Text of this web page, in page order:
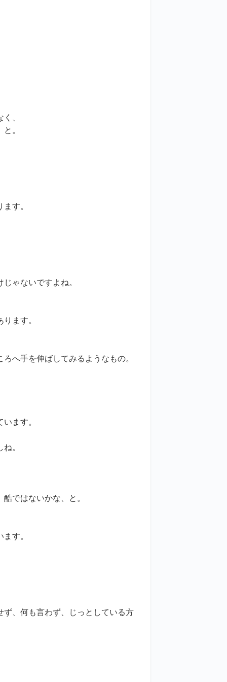
、
。
す。
ゃないですよね。
ます。
へ手を伸ばしてみるようなもの。
ます。
。
ではないかな、と。
す。
、何も言わず、じっとしている方